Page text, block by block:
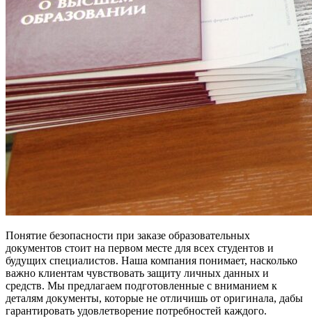
Понятие безопасности при заказе образовательных
документов стоит на первом месте для всех студентов и
будущих специалистов. Наша компания понимает, насколько
важно клиентам чувствовать защиту личных данных и
средств. Мы предлагаем подготовленные с вниманием к
деталям документы, которые не отличишь от оригинала, дабы
гарантировать удовлетворение потребностей каждого.